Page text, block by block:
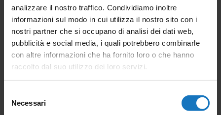
analizzare il nostro traffico. Condividiamo inoltre
informazioni sul modo in cui utilizza il nostro sito con i
nostri partner che si occupano di analisi dei dati web,
pubblicità e social media, i quali potrebbero combinarle
con altre informazioni che ha fornito loro o che hanno
raccolto dal suo utilizzo dei loro servizi.
delNecessari
alcune scelte tecniche idonee ad assicurare la
resistenza ai forti venti che talora possono registrarsi
in occasione di temporali o configurazioni
caratterizzate da venti di fohn, in associazione alla
necessaria segnalazione ottica notturna.
Anche questa stazione, i cui dati pubblici sono
consultabili a questo
, è oggetto di un